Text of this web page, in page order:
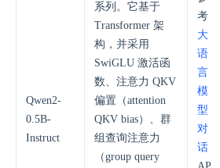
Qwen2-
0.5B-
Instruct
系列。它基于
Transformer 架
构，并采用
SwiGLU 激活函
数、注意力 QKV
偏置（attention
QKV bias）、群
组查询注意力
（group query
考
大
语
言
模
型
对
话